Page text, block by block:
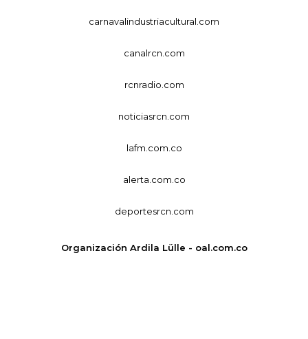
carnavalindustriacultural.com
canalrcn.com
rcnradio.com
noticiasrcn.com
lafm.com.co
alerta.com.co
deportesrcn.com
Organización Ardila Lülle - oal.com.co